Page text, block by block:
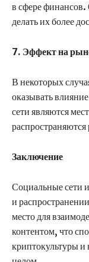
в сфере
делать их более
7. Эффект на
В некоторых
оказывать
сети являются
Заключение
Социальные сети
и
место для
контентом, что
криптокультуры и